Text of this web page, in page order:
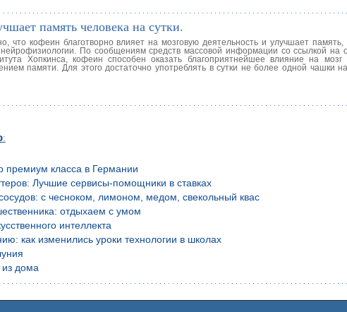
память человека на сутки.
что кофеин благотворно влияет на мозговую деятельность и улучшает память,
нейрофизиологии. По сообщениям средств массовой информации со ссылкой на
Хопкинса, кофеин способен оказать благоприятнейшее влияние на
памяти. Для этого достаточно употреблять в сутки не более одной чашки
:
премиум класса в Германии
Лучшие сервисы-помощники в ставках
с чесноком, лимоном, медом, свекольный квас
отдыхаем с умом
интеллекта
как изменились уроки технологии в школах
из дома